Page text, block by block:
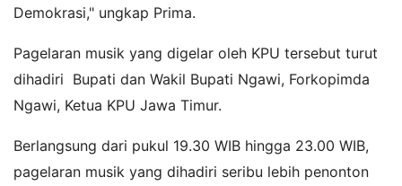
Demokrasi," ungkap Prima.
Pagelaran musik yang digelar oleh KPU tersebut turut
dihadiri Bupati dan Wakil Bupati Ngawi, Forkopimda
Ngawi, Ketua KPU Jawa Timur.
Berlangsung dari pukul 19.30 WIB hingga 23.00 WIB,
pagelaran musik yang dihadiri seribu lebih penonton